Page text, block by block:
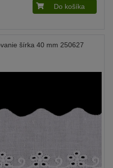
Do košíka
šírka 40 mm 250627